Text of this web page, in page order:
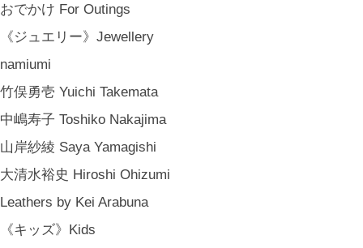
おでかけ For Outings
《ジュエリー》Jewellery
namiumi
竹俣勇壱 Yuichi Takemata
中嶋寿子 Toshiko Nakajima
山岸紗綾 Saya Yamagishi
大清水裕史 Hiroshi Ohizumi
Leathers by Kei Arabuna
《キッズ》Kids